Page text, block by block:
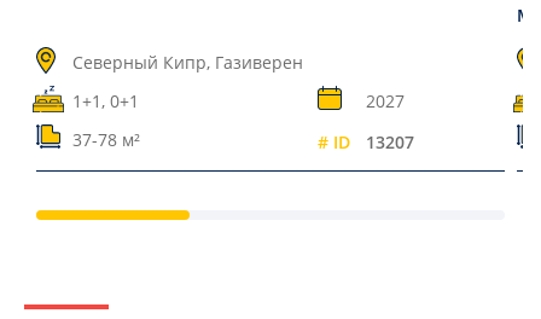
Северный Кипр, Газиверен
1+1, 0+1
2027
37-78 м²
# ID 13207